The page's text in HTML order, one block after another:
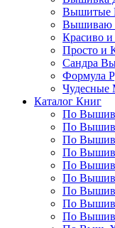
Вышитые
Вышиваю
Красиво и
Просто и
Сандра
Формула
Чудесные
Каталог Книг
По
По
По
По
По
По
По
По
По